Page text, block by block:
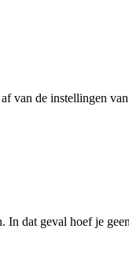
van de instellingen
dat geval hoef je